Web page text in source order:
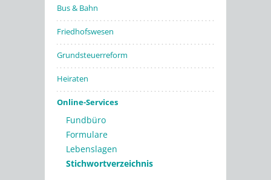
Bus & Bahn
Friedhofswesen
Grundsteuerreform
Heiraten
Online-Services
Fundbüro
Formulare
Lebenslagen
Stichwortverzeichnis